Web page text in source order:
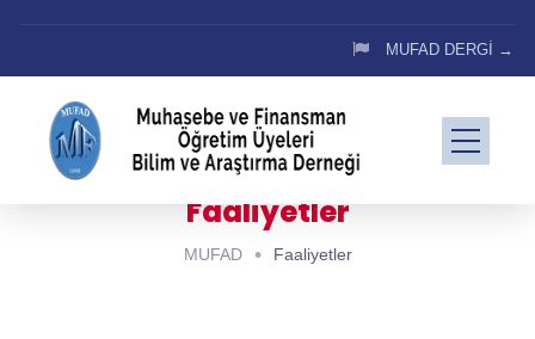
MUFAD DERGİ →
Faaliyetler
MUFAD Faaliyetler